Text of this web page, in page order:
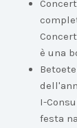
è una
I-
festa